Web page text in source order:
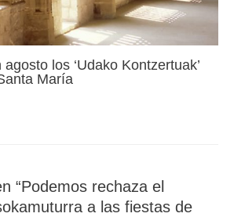
los ‘Udako Kontzertuak’
María
“Podemos rechaza el
a las fiestas de